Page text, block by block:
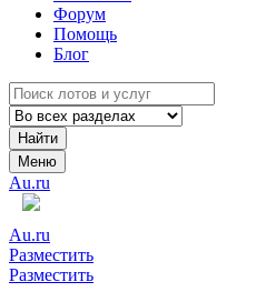
Форум
Помощь
Блог
Найти
Меню
Au.ru
Au.ru
Разместить
Разместить